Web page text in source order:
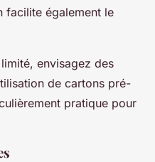
facilite également le
envisagez des
de cartons pré-
pratique pour